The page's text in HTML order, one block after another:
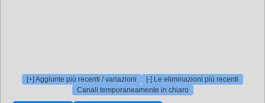
[+] Aggiunte più recenti / variazioni
[-] Le eliminazioni più recenti
Canali temporaneamente in chiaro